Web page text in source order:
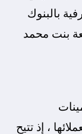
بالبنوك
بنت محمد
، إذ تتيح